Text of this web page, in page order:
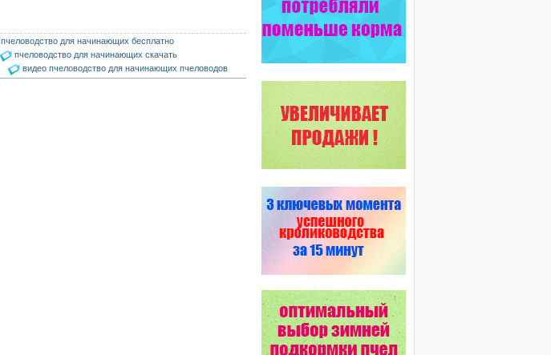
пчеловодство для начинающих бесплатно
пчеловодство для начинающих скачать
видео пчеловодство для начинающих пчеловодов